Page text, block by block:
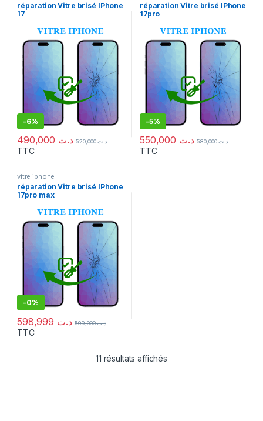
réparation Vitre brisé IPhone
17
-6%
د.ت د.ت520,000
TTC
réparation Vitre brisé IPhone
17pro
-5%
د.ت د.ت580,000
TTC
vitre iphone
réparation Vitre brisé IPhone
17pro max
-0%
د.ت د.ت599,000
TTC
11 résultats affichés